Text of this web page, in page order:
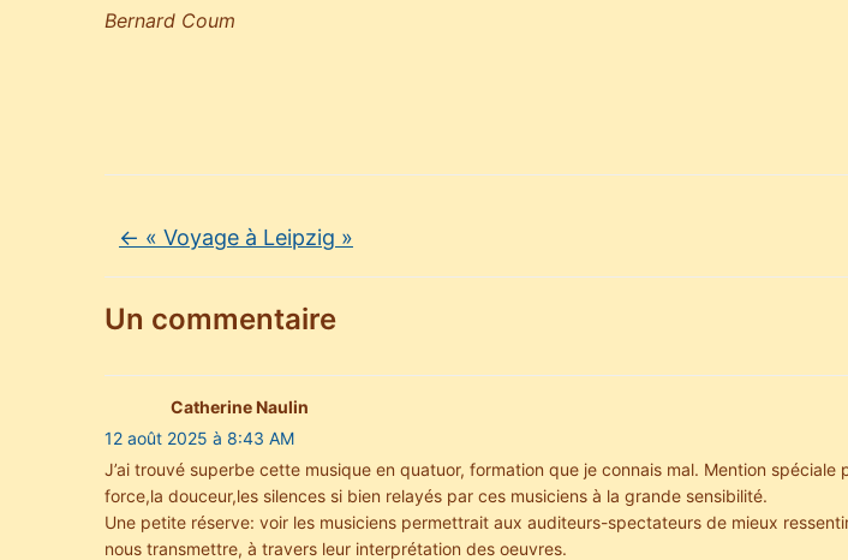
Bernard Coum
← « Voyage à Leipzig »
Un commentaire
Catherine Naulin
12 août 2025 à 8:43 AM
J’ai trouvé superbe cette musique en quatuor, formation que je connais mal. Mention spéciale
force,la douceur,les silences si bien relayés par ces musiciens à la grande sensibilité.
Une petite réserve: voir les musiciens permettrait aux auditeurs-spectateurs de mieux
nous transmettre, à travers leur interprétation des oeuvres.